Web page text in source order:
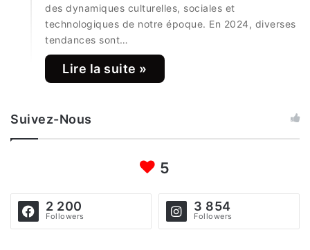
des dynamiques culturelles, sociales et
technologiques de notre époque. En 2024, diverses
tendances sont…
Lire la suite »
Suivez-Nous
5
2 200
Followers
3 854
Followers